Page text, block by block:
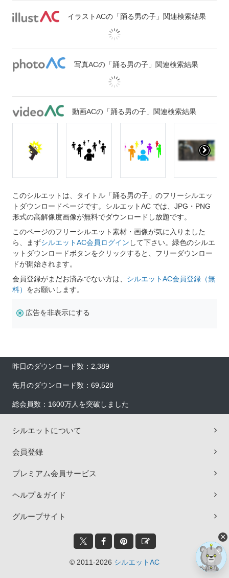
イラストACの「踊る男の子」関連検索結果
写真ACの「踊る男の子」関連検索結果
動画ACの「踊る男の子」関連検索結果
このシルエットは、タイトル「踊る男の子」のフリーシルエッ
トダウンロードページです。シルエットAC では、JPG・PNG
形式の高解像度画像が無料でダウンロードし放題です。
このページのフリーシルエット素材・画像が気に入りました
ら、まずシルエットAC会員ログイン して下さい。緑色のシルエ
ットダウンロードボタンをクリックすると、フリーダウンロー
ドが開始されます。
会員登録がまだお済みでない方は、 シルエットAC会員登録（無
料） をお願いします。
広告を非表示にする
昨日のダウンロード数：2,389
先月のダウンロード数：69,528
総会員数：1600万人を突破しました
シルエットについて
会員登録
プレミアム会員サービス
ヘルプ＆ガイド
グループサイト
© 2011-2026 シルエットAC
×